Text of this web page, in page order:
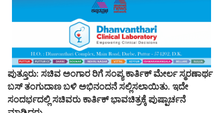
ಪುತ್ತೂರು: ಸಚಿವ ಅಂಗಾರ ರಿಗೆ ಸಂಪ್ಯ ಕಾರ್ತಿಕ್ ಮೇರ್ಲ ಸ್ಮರಣಾರ್ಥ
ಬಸ್ ತಂಗುದಾಣ ಬಳಿ ಅಭಿನಂದನೆ ಸಲ್ಲಿಸಲಾಯಿತು. ಇದೇ
ಸಂದರ್ಭದಲ್ಲಿ ಸಚಿವರು ಕಾರ್ತಿಕ್ ಭಾವಚಿತ್ರಕ್ಕೆ ಪುಷ್ಪಾರ್ಚನೆ